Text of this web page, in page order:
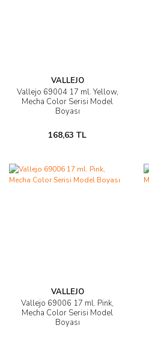
VALLEJO
Vallejo 69004 17 ml. Yellow,
Mecha Color Serisi Model
Boyası
168,63 TL
VALLEJO
Vallejo 69006 17 ml. Pink,
Mecha Color Serisi Model
Boyası